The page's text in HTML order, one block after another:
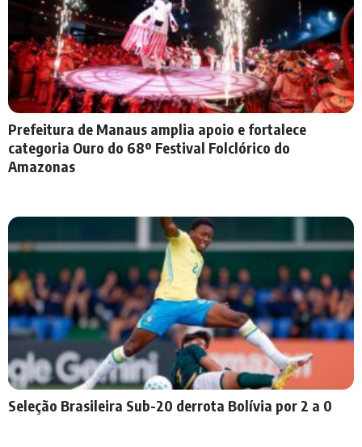
Prefeitura de Manaus amplia apoio e fortalece
categoria Ouro do 68º Festival Folclórico do
Amazonas
Seleção Brasileira Sub-20 derrota Bolívia por 2 a 0